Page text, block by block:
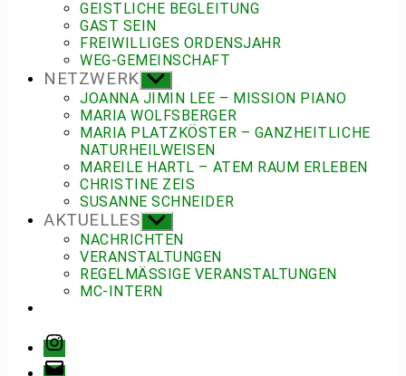
GEISTLICHE BEGLEITUNG
GAST SEIN
FREIWILLIGES ORDENSJAHR
WEG-GEMEINSCHAFT
NETZWERK Untermenü
anzeigen
JOANNA JIMIN LEE – MISSION PIANO
MARIA WOLFSBERGER
MARIA PLATZKÖSTER – GANZHEITLICHE
NATURHEILWEISEN
MAREILE HARTL – ATEM RAUM ERLEBEN
CHRISTINE ZEIS
SUSANNE SCHNEIDER
AKTUELLES Untermenü
anzeigen
NACHRICHTEN
VERANSTALTUNGEN
REGELMÄSSIGE VERANSTALTUNGEN
MC-INTERN
Instagram
E-